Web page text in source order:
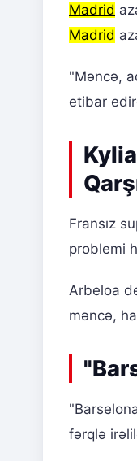
Madrid
Madrid
"Məncə,
etibar
Fransız
problemi
Arbeloa
məncə,
fərqlə